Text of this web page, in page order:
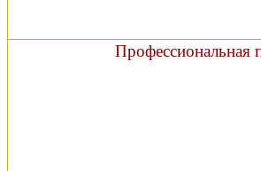
Профессиональная